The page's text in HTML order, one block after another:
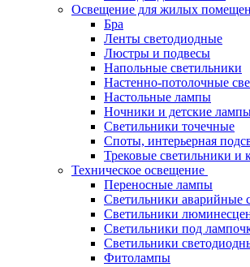
Освещение для жилых
Бра
Ленты светодиодные
Люстры и подвесы
Напольные светильники
Настенно-потолочные
Настольные лампы
Ночники и детские
Светильники точечные
Споты, интерьерная
Трековые светильники и
Техническое освещение
Переносные лампы
Светильники аварийные
Светильники
Светильники под
Светильники
Фитолампы